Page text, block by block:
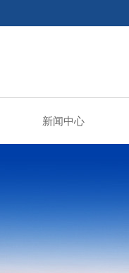
新闻中心